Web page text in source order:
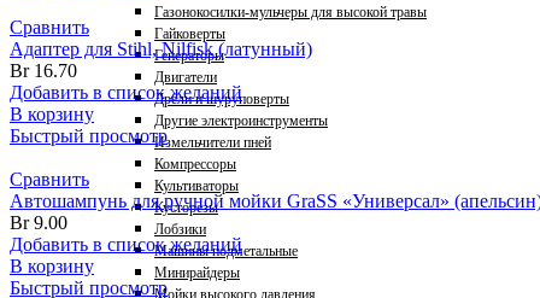
Газонокосилки-мульчеры для высокой травы
Гайковерты
Генераторы
Двигатели
Дрели и шуруповерты
Другие электроинструменты
Измельчители пней
Компрессоры
Культиваторы
Кусторезы
Лобзики
Машины подметальные
Минирайдеры
Мойки высокого давления
Сравнить
Адаптер для Stihl, Nilfisk (латунный)
Br16.70
Добавить в список желаний
В корзину
Быстрый просмотр
Сравнить
Автошампунь для ручной мойки GraSS «Универсал»
Br9.00
Добавить в список желаний
В корзину
Быстрый просмотр